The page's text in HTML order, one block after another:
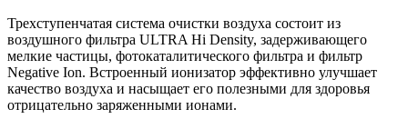
Трехступенчатая система очистки воздуха состоит из
воздушного фильтра ULTRA Hi Density, задерживающего
мелкие частицы, фотокаталитического фильтра и фильтр
Negative Ion. Встроенный ионизатор эффективно улучшает
качество воздуха и насыщает его полезными для здоровья
отрицательно заряженными ионами.